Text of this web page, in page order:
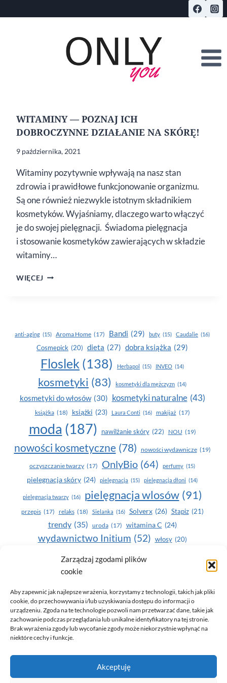
Zarządzaj zgodami plików
cookie
Aby zapewnić jak najlepsze wrażenia, korzystamy z technologii, takich jak pliki
cookie, do przechowywania i/lub uzyskiwania dostępu do informacji o
urządzeniu. Zgoda na te technologie pozwoli nam przetwarzać dane, takie jak
zachowanie podczas przeglądania lub unikalne identyfikatory na tej stronie.
Brak wyrażenia zgody lub wycofanie zgody może niekorzystnie wpłynąć na
niektóre cechy i funkcje.
Akceptuję
do
WITAMINY — POZNAJ ICH
DOBROCZYNNE DZIAŁANIE NA SKÓRĘ!
9 października, 2021
Witaminy pozytywnie wpływają na nasz stan
zdrowia i prawidłowe funkcjonowanie organizmu.
Są one również niezwykle istotnym składnikiem
kosmetyków. Wyjaśniamy, dlaczego warto włączyć
je do swojej pielęgnacji. Świadoma pielęgnacja
i stosowanie kosmetyków zawierających w składzie
witaminy…
WIĘCEJ WITAMINY
anti-aging (15) Aroma Home (17) Bandi (29) buty (15) Caudalie (16)
Cosmepick (20) dieta (27) dobra książka (29)
Floslek (138) Herbapol (15) INVEO (14)
kosmetyki (83) kosmetyki dla mężczyzn (14)
kosmetyki do włosów (30) kosmetyki naturalne (43)
książka (18) książki (23) Laura Conti (16) makijaż (17)
moda (187) nawilżanie skóry (22) NOU (19)
nowości kosmetyczne (78) nowości wydawnicze (19)
oczyszczanie twarzy (17) OnlyBio (64) perfumy (15)
pielegnacja skóry (24) pielęgnacja (15) pielęgnacja dłoni (14)
pielęgnacja twarzy (16) pielęgnacja wlosów (91)
przepis (17) relaks (18) Sielanka (16) Solverx (26) Stapiz (21)
trendy (35) uroda (17) witamina C (24)
wydawnictwo Initium (52) włosy (20)
Yasumi(164) zdrowe zęby
zdrowie
© 2026 Only You - portal dla kobiet (uroda, moda, zdrowie)
opracowanie:AZDOBRESTRONY